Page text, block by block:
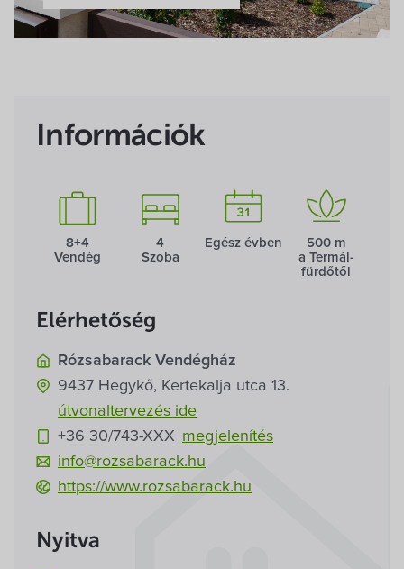
Választási információk
Közérdekű adatok
Pályázatok
Dokumentumok
Információk
8+4
Vendég
4
Szoba
Egész évben
500 m
a Termál­
fürdőtől
Elérhetőség
Rózsabarack Vendégház
9437 Hegykő, Kertekalja utca 13.
útvonaltervezés ide
+36 30/743-XXX megjelenítés
info@rozsabarack.hu
https://www.rozsabarack.hu
Nyitva